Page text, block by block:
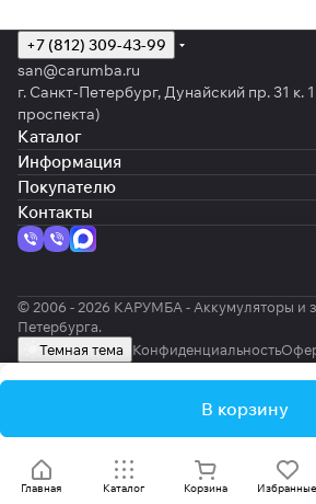
В корзину
Главная Каталог Корзина Избранные
+7 (812) 309-43-99
san@carumba.ru
г. Санкт-Петербург, Дунайский пр. 31 к.
проспекта)
Каталог
Информация
Покупателю
Контакты
© 2006 - 2026 КАРУМБА - Аккумуляторы и
Петербурга.
Темная тема
Конфиденциальность